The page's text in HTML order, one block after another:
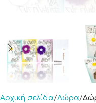
Αρχική σελίδα Δώρα